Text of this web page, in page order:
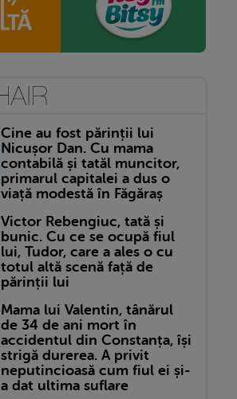
Cine au fost părinții lui
Nicușor Dan. Cu mama
contabilă și tatăl muncitor,
primarul capitalei a dus o
viață modestă în Făgăraș
Victor Rebengiuc, tată și
bunic. Cu ce se ocupă fiul
lui, Tudor, care a ales o cu
totul altă scenă față de
părinții lui
Mama lui Valentin, tânărul
de 34 de ani mort în
accidentul din Constanța, își
strigă durerea. A privit
neputincioasă cum fiul ei și-
a dat ultima suflare